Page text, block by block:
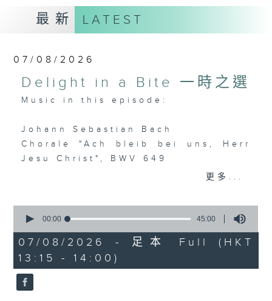
歌曲、和李斯特的旅遊歲月等，都精緻又獨
特。串連起來，怎會不動聽呢？
鐘短篇美樂，盡是一時之選。
最新 LATEST
07/08/2026
Delight in a Bite 一時之選
Music in this episode:
Johann Sebastian Bach
Chorale "Ach bleib bei uns, Herr
Jesu Christ", BWV 649
Tharaud (arr.)
Andantino from Rosamunde, D.797
Alexandre Tharaud (piano)
George Frideric Handel
Concerto Grosso in B minor, Op. 6
更多...
seconds
45
minutes,
0
seconds
00:00 45:00
07/08/2026 - 足本 Full (HKT
13:15 - 14:00)